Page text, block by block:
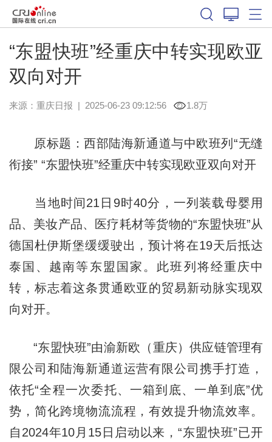
“东盟快班”经重庆中转实现欧亚
双向对开
来源： 重庆日报 | 2025-06-23 09:12:56 1.8万
原标题：西部陆海新通道与中欧班列“无缝
衔接” “东盟快班”经重庆中转实现欧亚双向对开
当地时间21日9时40分，一列装载母婴用
品、美妆产品、医疗耗材等货物的“东盟快班”从
德国杜伊斯堡缓缓驶出，预计将在19天后抵达
泰国、越南等东盟国家。此班列将经重庆中
转，标志着这条贯通欧亚的贸易新动脉实现双
向对开。
“东盟快班”由渝新欧（重庆）供应链管理有
限公司和陆海新通道运营有限公司携手打造，
依托“全程一次委托、一箱到底、一单到底”优
势，简化跨境物流流程，有效提升物流效率。
自2024年10月15日启动以来，“东盟快班”已开